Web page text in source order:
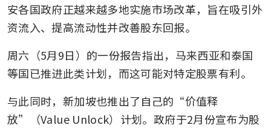
安各国政府正越来越多地实施市场改革，旨在吸引外
资流入、提高流动性并改善股东回报。
周六（5月9日）的一份报告指出，马来西亚和泰国
等国已推进此类计划，而这可能对特定股票有利。
与此同时，新加坡也推出了自己的“价值释
放”（Value Unlock）计划。政府于2月份宣布为股